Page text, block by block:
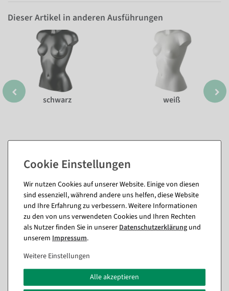
Dieser Artikel in anderen Ausführungen
schwarz weiß
Passende Artikel zu diesem Produkt
(8)
Wir nutzen Cookies auf unserer Website. Einige von diesen
sind essenziell, während andere uns helfen, diese Website
und Ihre Erfahrung zu verbessern. Weitere Informationen
zu den von uns verwendeten Cookies und Ihren Rechten
als Nutzer finden Sie in unsererDaten­schutz­erklärung und
unserem Impressum.
Weitere Einstellungen
Alle akzeptieren